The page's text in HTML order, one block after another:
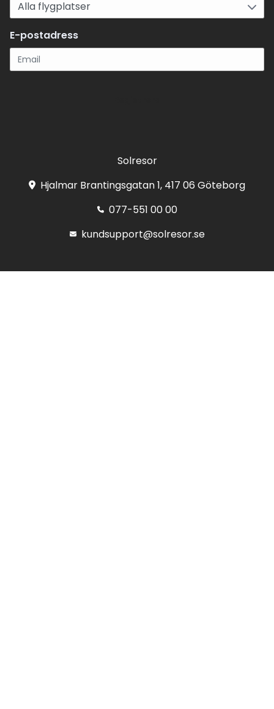
E-postadress
Solresor
Hjalmar Brantingsgatan 1, 417 06 Göteborg
077-551 00 00
kundsupport@solresor.se